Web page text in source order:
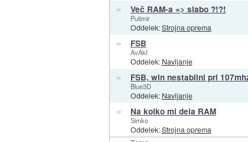
» Več RAM-a => slabo ?!?!
Putimir
Oddelek:Strojna oprema
» FSB
AvAkI
Oddelek: Navijanje
» FSB, win nestabilni pri
Blue3D
Oddelek: Navijanje
» Na kolko mi dela RAM
Simko
Oddelek:Strojna oprema